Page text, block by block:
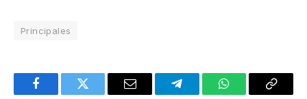
Principales
FacebookTwitter Email TelegramWhatsAppCopy